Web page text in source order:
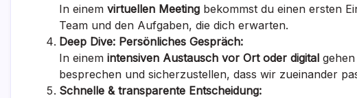
In einem virtuellen Meeting bekommst du einen ersten
Team und den Aufgaben, die dich erwarten.
Deep Dive: Persönliches Gespräch:
In einem intensiven Austausch vor Ort oder digital
besprechen und sicherzustellen, dass wir zueinander
Schnelle & transparente Entscheidung: